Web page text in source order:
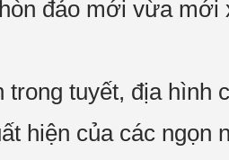
đảo mới vừa mới
tuyết, địa hình
hiện của các ngọn